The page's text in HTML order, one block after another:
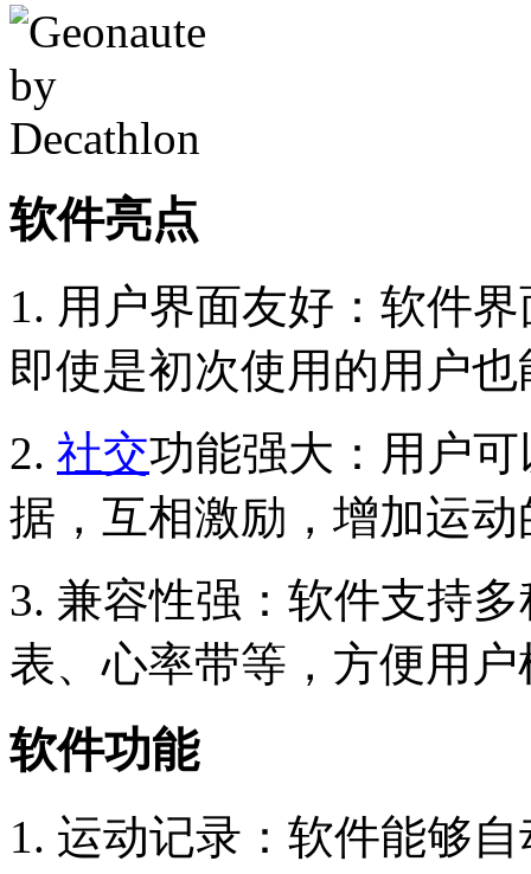
软件亮点
1. 用户界面友好：软件
即使是初次使用的用户
2. 社交功能强大：用户
据，互相激励，增加运
3. 兼容性强：软件支持
表、心率带等，方便用
软件功能
1. 运动记录：软件能够